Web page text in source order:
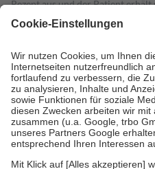
Rezept aus und der Patient
gesetzliche Krankenversicherung
Kosten dafür, der Versicherte
Grundsätzlich leisten Mitglieder
Prozent des Abgabepreises,
höchstens zehn Euro.Es sind
Kosten der Leistung zu entrichten.
Diese Regeln gelten
Bei Heilmitteln und häuslicher
Zuzahlung zehn Prozent der
Verordnung.